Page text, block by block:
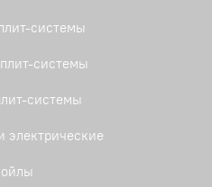
системы
системы
системы
электрические